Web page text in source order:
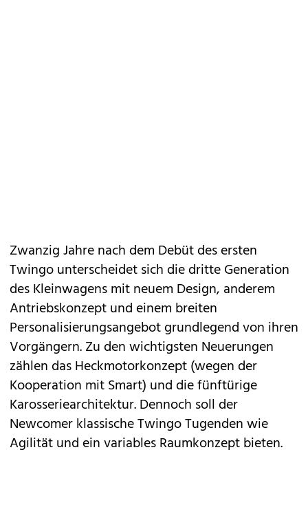
Zwanzig Jahre nach dem Debüt des ersten
Twingo unterscheidet sich die dritte Generation
des Kleinwagens mit neuem Design, anderem
Antriebskonzept und einem breiten
Personalisierungsangebot grundlegend von ihren
Vorgängern. Zu den wichtigsten Neuerungen
zählen das Heckmotorkonzept (wegen der
Kooperation mit Smart) und die fünftürige
Karosseriearchitektur. Dennoch soll der
Newcomer klassische Twingo Tugenden wie
Agilität und ein variables Raumkonzept bieten.